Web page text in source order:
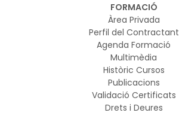
FORMACIÓ
Àrea Privada
Perfil del Contractant
Agenda Formació
Multimèdia
Històric Cursos
Publicacions
Validació Certificats
Drets i Deures